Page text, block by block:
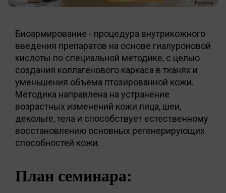
Биоармирование - процедура внутрикожного
введения препаратов на основе гиалуроновой
кислоты по специальной методике, c целью
создания коллагенового каркаса в тканях и
уменьшения объёма птозированной кожи.
Методика направлена на устранение
возрастных изменений кожи лица, шеи,
декольте, тела и способствует естественному
восстановлению основных регенерирующих
способностей кожи.
План семинара: